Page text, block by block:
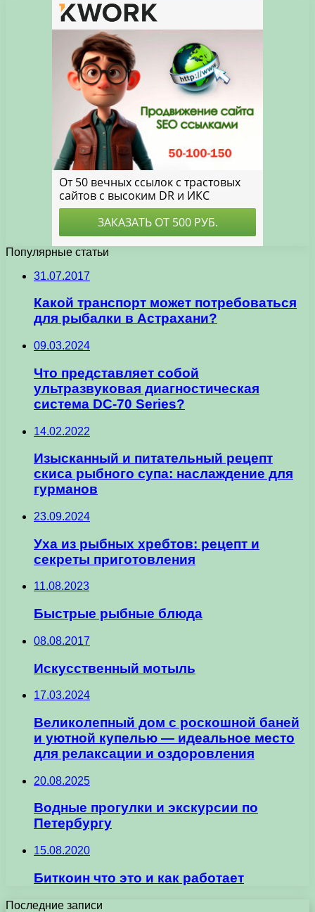
Популярные статьи
31.07.2017
Какой транспорт может потребоваться
для рыбалки в Астрахани?
09.03.2024
Что представляет собой
ультразвуковая диагностическая
система DC-70 Series?
14.02.2022
Изысканный и питательный рецепт
скиса рыбного супа: наслаждение для
гурманов
23.09.2024
Уха из рыбных хребтов: рецепт и
секреты приготовления
11.08.2023
Быстрые рыбные блюда
08.08.2017
Искусственный мотыль
17.03.2024
Великолепный дом с роскошной баней
и уютной купелью — идеальное место
для релаксации и оздоровления
20.08.2025
Водные прогулки и экскурсии по
Петербургу
15.08.2020
Биткоин что это и как работает
Последние записи